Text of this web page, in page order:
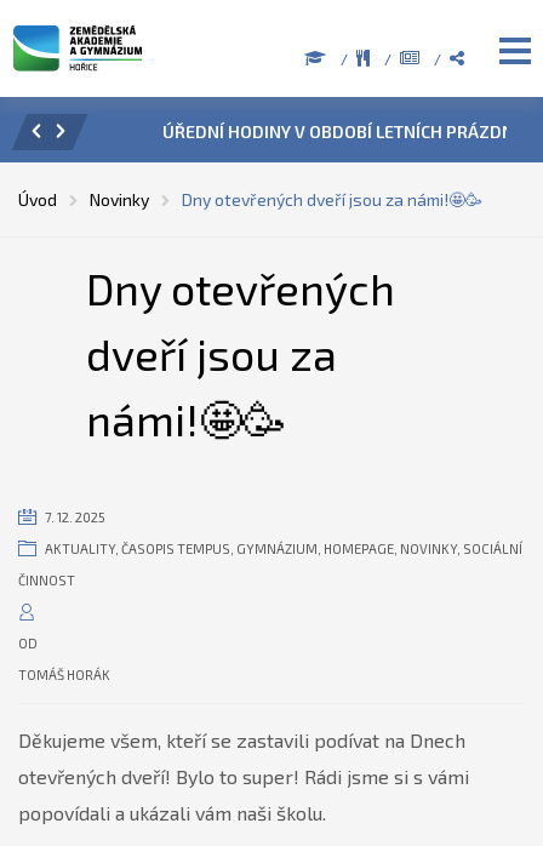
ÚŘEDNÍ HODINY V OBDOBÍ LETNÍCH PRÁZDNIN
Úvod Novinky Dny otevřených dveří jsou za námi!🤩🥳
Dny otevřených
dveří jsou za
námi!🤩🥳
7. 12. 2025
AKTUALITY, ČASOPIS TEMPUS GYMNÁZIUM HOMEPAGE NOVINKY, SOCIÁLNÍ
ČINNOST
OD
TOMÁŠ HORÁK
Děkujeme všem, kteří se zastavili podívat na Dnech
otevřených dveří! Bylo to super! Rádi jsme si s vámi
popovídali a ukázali vám naši školu.